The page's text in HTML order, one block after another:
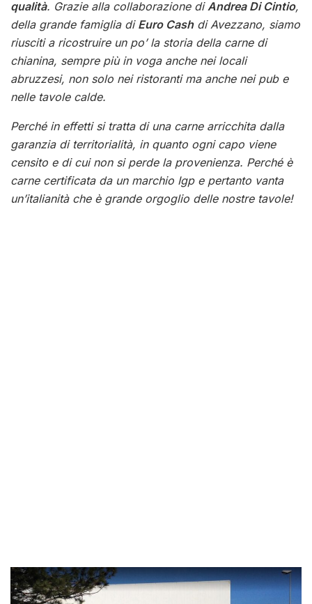
qualità. Grazie alla collaborazione diAndrea Di Cintio,
della grande famiglia di Euro Cashdi Avezzano, siamo
riusciti a ricostruire un po’ la storia della carne di
chianina, sempre più in voga anche nei locali
abruzzesi, non solo nei ristoranti ma anche nei pub e
nelle tavole calde.
Perché in effetti si tratta di una carne arricchita dalla
garanzia di territorialità, in quanto ogni capo viene
censito e di cui non si perde la provenienza. Perché è
carne certificata da un marchio Igp e pertanto vanta
un’italianità che è grande orgoglio delle nostre tavole!